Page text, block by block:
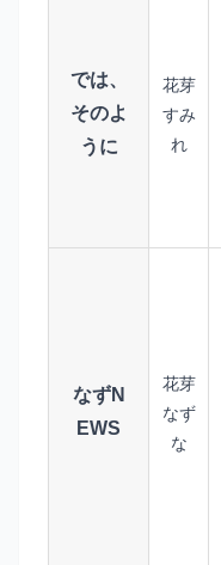
では、
そのよ
うに
花芽
すみ
れ
なずN
EWS
花芽
なず
な